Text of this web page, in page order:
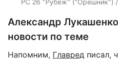
РС 26 "Рубеж" ("Орешник")
Александр
новости по теме
Напомним, Главред писал,